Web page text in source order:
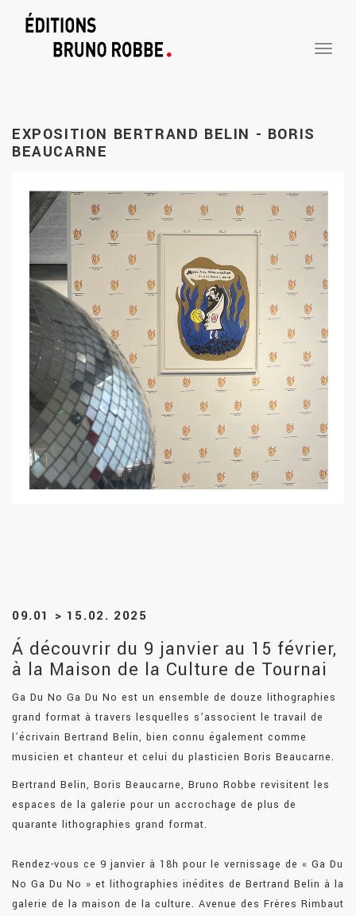
TOGGLE
EXPOSITION BERTRAND BELIN - BORIS
BEAUCARNE
09.01 > 15.02. 2025
Á découvrir du 9 janvier au 15 février,
à la Maison de la Culture de Tournai
Ga Du No Ga Du No est un ensemble de douze lithographies
grand format à travers lesquelles s’associent le travail de
l’écrivain Bertrand Belin, bien connu également comme
musicien et chanteur et celui du plasticien Boris Beaucarne.
Bertrand Belin, Boris Beaucarne, Bruno Robbe revisitent les
espaces de la galerie pour un accrochage de plus de
quarante lithographies grand format.
Rendez-vous ce 9 janvier à 18h pour le vernissage de « Ga Du
No Ga Du No » et lithographies inédites de Bertrand Belin à la
galerie de la maison de la culture. Avenue des Frères Rimbaut